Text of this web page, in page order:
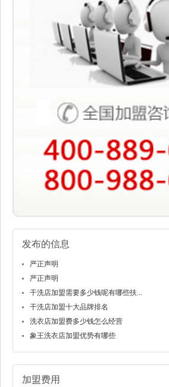
发布的信息
严正声明
严正声明
干洗店加盟需要多少钱呢有哪些扶...
干洗店加盟十大品牌排名
洗衣店加盟费多少钱怎么经营
象王洗衣店加盟优势有哪些
加盟费用